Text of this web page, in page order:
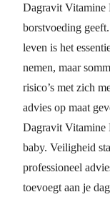
Dagravit Vitamine
borstvoeding
leven is het
nemen, maar
risico’s met zich
advies op maat
Dagravit Vitamine
baby. Veiligheid
professioneel
toevoegt aan je